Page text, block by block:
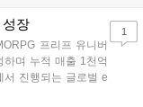
장
프리프 유니버
며 누적 매출 1천억
서 진행되는 글로벌 e
이용자가 동일한 조
1